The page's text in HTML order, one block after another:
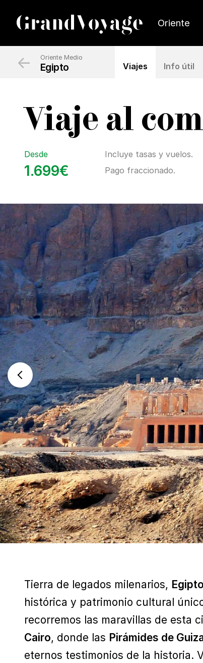
Oriente
Oriente Medio
Egipto Viajes Info útil
←
Viaje al
Desde
1.699€
Incluye tasas y vuelos.
Pago fraccionado.
Tierra de legados milenarios, Egipto
histórica y patrimonio cultural
recorremos las maravillas de esta
Cairo, donde las Pirámides de
eternos testimonios de la historia.